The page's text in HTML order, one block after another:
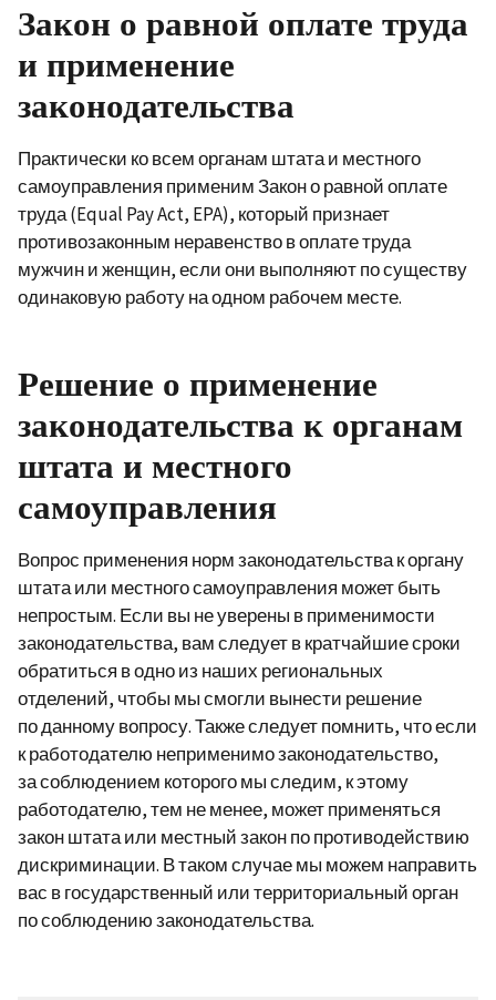
Закон о равной оплате труда
и применение
законодательства
Практически ко всем органам штата и местного
самоуправления применим Закон о равной оплате
труда (Equal Pay Act, EPA), который признает
противозаконным неравенство в оплате труда
мужчин и женщин, если они выполняют по существу
одинаковую работу на одном рабочем месте.
Решение о применение
законодательства к органам
штата и местного
самоуправления
Вопрос применения норм законодательства к органу
штата или местного самоуправления может быть
непростым. Если вы не уверены в применимости
законодательства, вам следует в кратчайшие сроки
обратиться в одно из наших региональных
отделений, чтобы мы смогли вынести решение
по данному вопросу. Также следует помнить, что если
к работодателю неприменимо законодательство,
за соблюдением которого мы следим, к этому
работодателю, тем не менее, может применяться
закон штата или местный закон по противодействию
дискриминации. В таком случае мы можем направить
вас в государственный или территориальный орган
по соблюдению законодательства.